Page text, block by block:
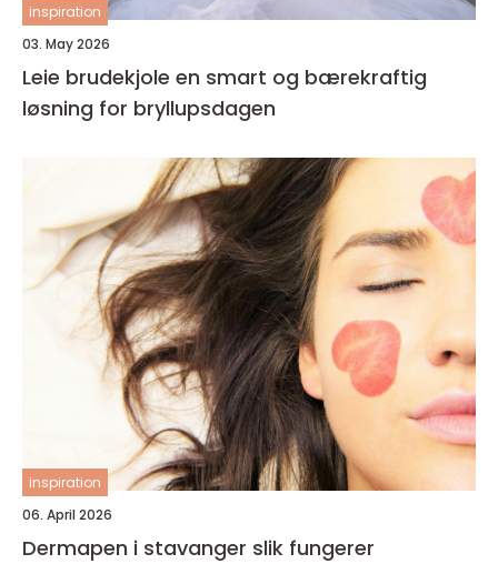
inspiration
03. May 2026
Leie brudekjole en smart og bærekraftig
løsning for bryllupsdagen
inspiration
06. April 2026
Dermapen i stavanger slik fungerer